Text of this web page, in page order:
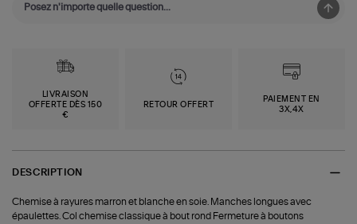
LIVRAISON
OFFERTE DÈS 150
€
RETOUR OFFERT
PAIEMENT EN
3X,4X
DESCRIPTION
Chemise à rayures marron et blanche en soie. Manches longues avec
épaulettes. Col chemise classique à bout rond Fermeture à boutons